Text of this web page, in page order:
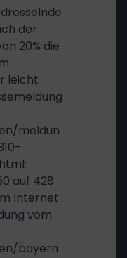
der
20% die
leicht
meldun
auf 428
Internet
vom
bayern